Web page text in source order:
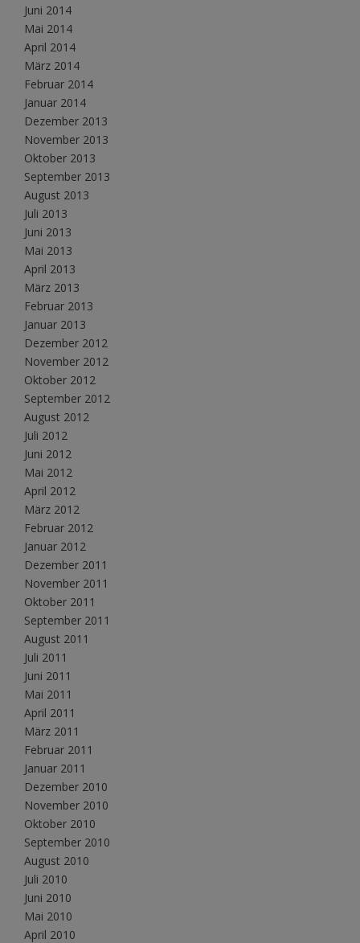
Juni 2014
Mai 2014
April 2014
März 2014
Februar 2014
Januar 2014
Dezember 2013
November 2013
Oktober 2013
September 2013
August 2013
Juli 2013
Juni 2013
Mai 2013
April 2013
März 2013
Februar 2013
Januar 2013
Dezember 2012
November 2012
Oktober 2012
September 2012
August 2012
Juli 2012
Juni 2012
Mai 2012
April 2012
März 2012
Februar 2012
Januar 2012
Dezember 2011
November 2011
Oktober 2011
September 2011
August 2011
Juli 2011
Juni 2011
Mai 2011
April 2011
März 2011
Februar 2011
Januar 2011
Dezember 2010
November 2010
Oktober 2010
September 2010
August 2010
Juli 2010
Juni 2010
Mai 2010
April 2010